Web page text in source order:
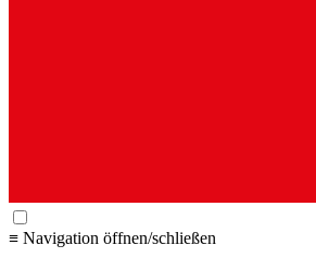
≡ Navigation öffnen/schließen